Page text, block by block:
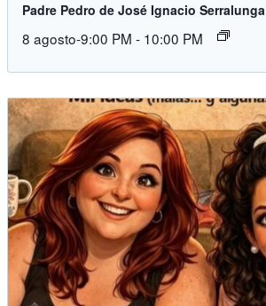
Padre Pedro de José Ignacio Serralunga
8 agosto-9:00 PM - 10:00 PM